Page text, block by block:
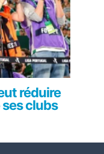
réduire
clubs